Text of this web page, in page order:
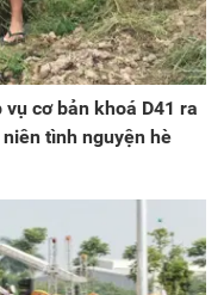
cơ bản khoá D41 ra
tình nguyện hè